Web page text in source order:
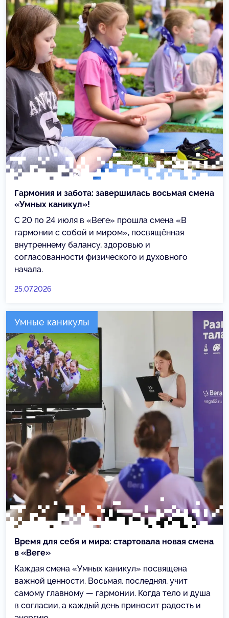
Гармония и забота: завершилась восьмая смена
«Умных каникул»!
С 20 по 24 июля в «Веге» прошла смена «В
гармонии с собой и миром», посвящённая
внутреннему балансу, здоровью и
согласованности физического и духовного
начала.
25.07.2026
Умные каникулы
Время для себя и мира: стартовала новая смена
в «Веге»
Каждая смена «Умных каникул» посвящена
важной ценности. Восьмая, последняя, учит
самому главному — гармонии. Когда тело и душа
в согласии, а каждый день приносит радость и